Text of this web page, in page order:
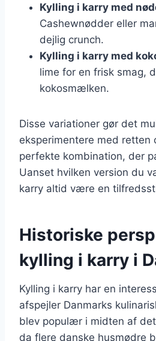
Kylling i karry med
Cashewnødder eller
dejlig crunch.
Kylling i karry med
lime for en frisk smag,
kokosmælken.
Disse variationer gør det
eksperimentere med retten
perfekte kombination, der
Uanset hvilken version du
karry altid være en
Historiske
kylling i karry i
Kylling i karry har en
afspejler Danmarks
blev populær i midten af
da flere danske husmødre